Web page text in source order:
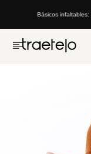
Básicos